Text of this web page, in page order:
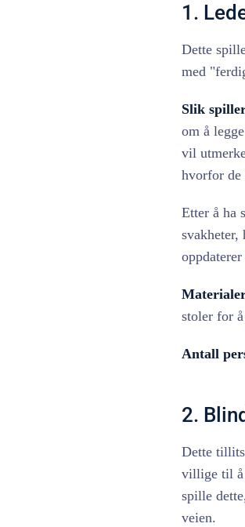
1.
Dette
med
Slik
om å
vil
hvorfor de
Etter å ha
stoler for
Antall
2.
Dette
villige til å
spille
veien.